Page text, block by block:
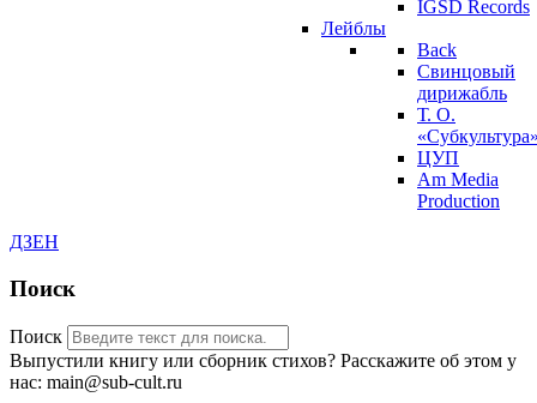
IGSD Records
Лейблы
Back
Свинцовый
дирижабль
Т. О.
ЦУП
Am Media
Production
ДЗЕН
Поиск
Поиск
Выпустили книгу или сборник стихов? Расскажите об этом у
нас: main@sub-cult.ru